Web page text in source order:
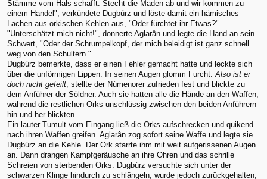
Stämme vom Hals schafft. Stecht die Maden ab und wir kommen zu
einem Handel", verkündete Dugbúrz und löste damit ein hämisches
Lachen aus orkischen Kehlen aus, "Oder fürchtet ihr Etwas?"
"Unterschätzt mich nicht!", donnerte Aglarân und legte die Hand an sein
Schwert, "Oder der Schrumpelkopf, der mich beleidigt ist ganz schnell
weg von den Schultern."
Dugbúrz bemerkte, dass er einen Fehler gemacht hatte und leckte sich
über die unförmigen Lippen. In seinen Augen glomm Furcht. Also ist er
doch nicht gefeilt , stellte der Númenorer zufrieden fest und blickte zu
dem Anführer der Söldner. Auch sie hatten alle die Hände an den Waffen,
während die restlichen Orks unschlüssig zwischen den beiden Anführern
hin und her blickten.
Ein lauter Tumult vom Eingang ließ die Orks aufschrecken und quikend
nach ihren Waffen greifen. Aglarân zog sofort seine Waffe und legte sie
Dugbúrz an die Kehle. Der Ork starrte ihm mit weit aufgerissenen Augen
an. Dann drangen Kampfgeräusche an ihre Ohren und das schrille
Schreien von sterbenden Orks. Dugbúrz versuchte sich unter der
schwarzen Klinge hindurch zu schlängeln, wurde jedoch zurückgehalten,